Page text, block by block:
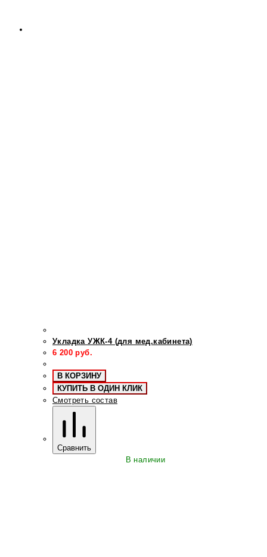
Укладка УЖК-4 (для мед.кабинета)
6 200 руб.
В КОРЗИНУ
КУПИТЬ В ОДИН КЛИК
Смотреть состав
Сравнить
В наличии